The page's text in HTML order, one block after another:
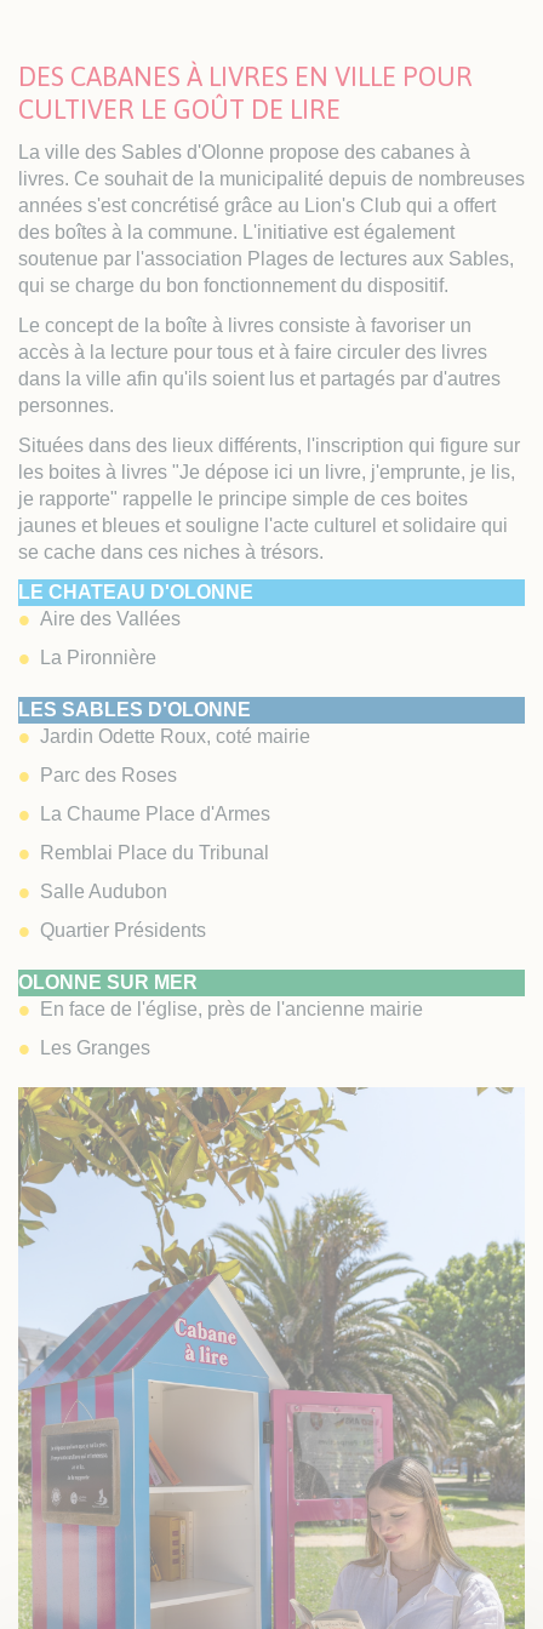
DES CABANES À LIVRES EN VILLE POUR
CULTIVER LE GOÛT DE LIRE
La ville des Sables d'Olonne propose des cabanes à
livres. Ce souhait de la municipalité depuis de nombreuses
années s'est concrétisé grâce au Lion's Club qui a offert
des boîtes à la commune. L'initiative est également
soutenue par l'association Plages de lectures aux Sables,
qui se charge du bon fonctionnement du dispositif.
Le concept de la boîte à livres consiste à favoriser un
accès à la lecture pour tous et à faire circuler des livres
dans la ville afin qu'ils soient lus et partagés par d'autres
personnes.
Situées dans des lieux différents, l'inscription qui figure sur
les boites à livres "Je dépose ici un livre, j'emprunte, je lis,
je rapporte" rappelle le principe simple de ces boites
jaunes et bleues et souligne l'acte culturel et solidaire qui
se cache dans ces niches à trésors.
LE CHATEAU D'OLONNE
Aire des Vallées
La Pironnière
LES SABLES D'OLONNE
Jardin Odette Roux, coté mairie
Parc des Roses
a Chaume Pl ace d'Armes
Rembl ai Pl ace du Tribuna
Sa lle Audubon
Quartier Présidents
OLONNE SUR MER
En face de l'église, près de l'ancienne mairie
Les Granges